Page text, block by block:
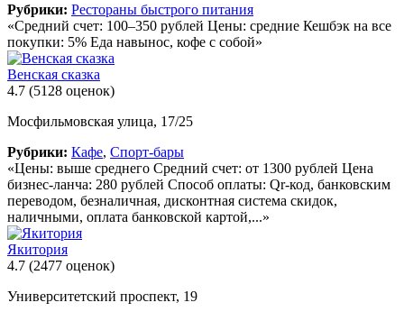
Рубрики: Рестораны быстрого питания
«Средний счет: 100–350 рублей Цены: средние Кешбэк на все
покупки: 5% Еда навынос, кофе с собой»
Венская сказка
4.7 (5128 оценок)
Мосфильмовская улица, 17/25
Рубрики: Кафе, Спорт-бары
«Цены: выше среднего Средний счет: от 1300 рублей Цена
бизнес-ланча: 280 рублей Способ оплаты: Qr-код, банковским
переводом, безналичная, дисконтная система скидок,
наличными, оплата банковской картой,...»
Якитория
4.7 (2477 оценок)
Университетский проспект, 19